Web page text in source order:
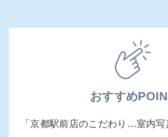
おすすめ
「京都駅前店のこだわり…室内